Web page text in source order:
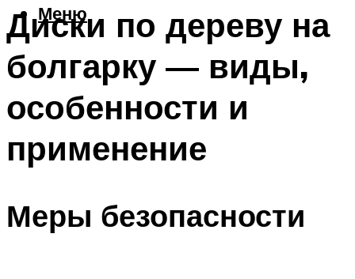
Меню
Диски по дереву на
болгарку — виды,
особенности и
применение
Меры безопасности